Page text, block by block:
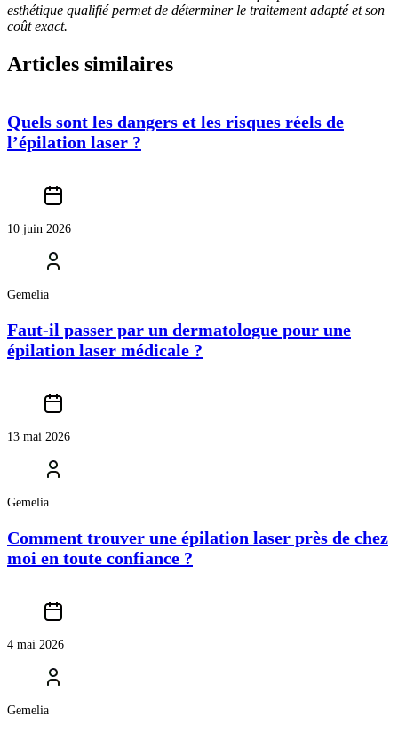
esthétique qualifié permet de déterminer le traitement adapté et son
coût exact.
Articles similaires
Quels sont les dangers et les risques réels de
l’épilation laser ?
10 juin 2026
Gemelia
Faut-il passer par un dermatologue pour une
épilation laser médicale ?
13 mai 2026
Gemelia
Comment trouver une épilation laser près de chez
moi en toute confiance ?
4 mai 2026
Gemelia